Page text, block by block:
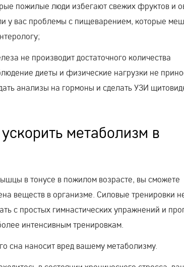
пожилые люди избегают свежих фруктов и
у вас проблемы с пищеварением, которые
не производит достаточного количества
диеты и физические нагрузки не
анализы на гормоны и сделать УЗИ
метаболизм в
в тонусе в пожилом возрасте, вы сможете
веществ в организме. Силовые тренировки
с простых гимнастических упражнений и
интенсивным тренировкам.
сна наносит вред вашему метаболизму.